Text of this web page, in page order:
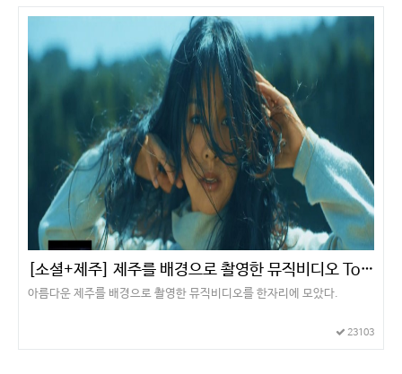
[소셜+제주] 제주를 배경으로 촬영한 뮤직비디오 Top 10
아름다운 제주를 배경으로 촬영한 뮤직비디오를 한자리에 모았다.
23103